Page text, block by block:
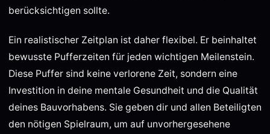
berücksichtigen sollte.
Ein realistischer Zeitplan ist daher flexibel. Er beinhaltet
bewusste Pufferzeiten für jeden wichtigen Meilenstein.
Diese Puffer sind keine verlorene Zeit, sondern eine
Investition in deine mentale Gesundheit und die Qualität
deines Bauvorhabens. Sie geben dir und allen Beteiligten
den nötigen Spielraum, um auf unvorhergesehene